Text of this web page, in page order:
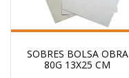
SOBRES BOLSA OBRA
80G 13X25 CM